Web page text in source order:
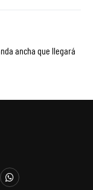
ancha que llegará